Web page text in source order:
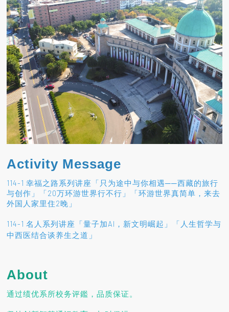
Activity Message
114-1 幸福之路系列讲座「只为途中与你相遇──西藏的旅行
与创作」「20万环游世界行不行」「环游世界真简单，来去
外国人家里住2晚」
114-1 名人系列讲座「量子加AI，新文明崛起」「人生哲学与
中西医结合谈养生之道 」
About
通过绩优系所校务评鑑，品质保证。